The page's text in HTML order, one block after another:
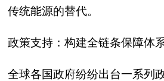
传统能源的替代。
政策支持：构建全链条保障体
全球各国政府纷纷出台一系列